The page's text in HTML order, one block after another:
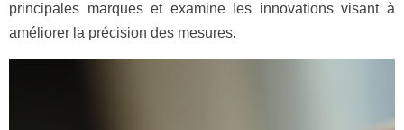
principales marques et examine les innovations visant à
améliorer la précision des mesures.